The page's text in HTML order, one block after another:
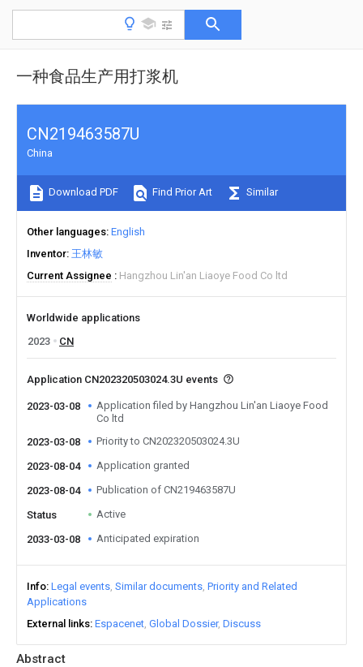
一种食品生产用打浆机
Abstract
CN219463587U
China
Download PDF Find Prior Art Similar
Other languages English
Inventor 王林敏
Current Assignee
Hangzhou Lin'an Liaoye Food Co ltd
Worldwide applications
2023
CN
Application CN202320503024.3U events
2023-03-08
Application filed by Hangzhou Lin'an Liaoye Food
Co ltd
2023-03-08
Priority to CN202320503024.3U
2023-08-04 Application granted
2023-08-04 Publication of CN219463587U
Status Active
2033-03-08 Anticipated expiration
Info Legal events Similar documents Priority and Related
Applications
External links Espacenet Global Dossier Discuss